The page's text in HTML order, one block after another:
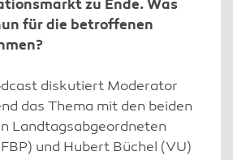
zu Ende. Was
für die betroffenen
diskutiert Moderator
das Thema mit den beiden
Landtagsabgeordneten
und Hubert Büchel (VU)